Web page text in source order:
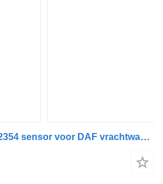
TRW angle 100° 1932354 sensor voor DAF vrachtwagen